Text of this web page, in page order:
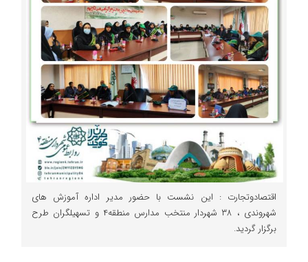
اقتصادوتجارت : این نشست با حضور مدیر اداره آموزش های
شهروندی ، ۳۸ شهردار منتخب مدارس منطقه۴ و تسهيلگران طرح
برگزار گردید.